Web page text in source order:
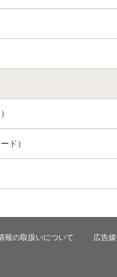
ド）
報の取扱いについて 広告